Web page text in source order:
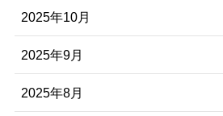
2025年10月
2025年9月
2025年8月